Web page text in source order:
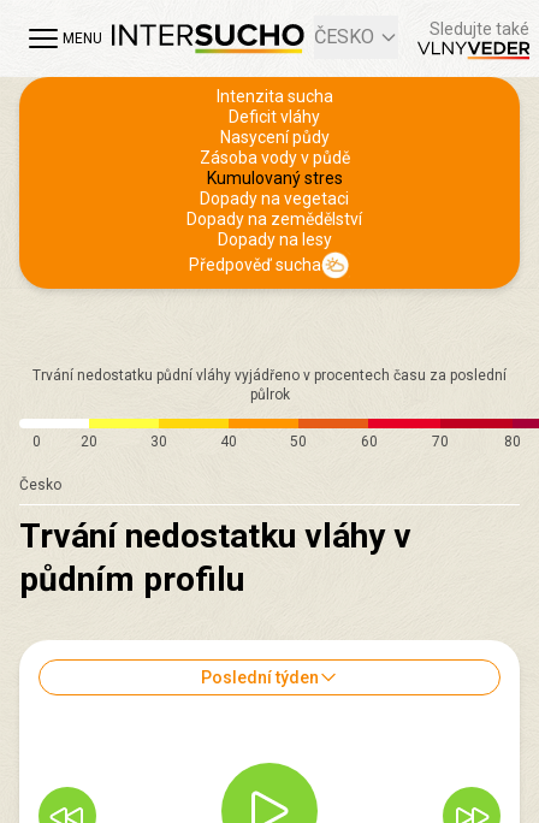
MENU ČESKO Sledujte také
Intenzita sucha
Deficit vláhy
Nasycení půdy
Zásoba vody v půdě
Kumulovaný stres
Dopady na vegetaci
Dopady na zemědělství
Dopady na lesy
Předpověď sucha
Trvání nedostatku půdní vláhy vyjádřeno v procentech času za poslední
půlrok
0 20 30 40 50 60 70 80
Česko
Trvání nedostatku vláhy v
půdním profilu
Poslední týden